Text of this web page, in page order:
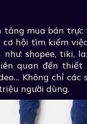
tảng mua bán
hội tìm kiếm
shopee, tiki,
quan đến thiết
Không chỉ các
người dùng.